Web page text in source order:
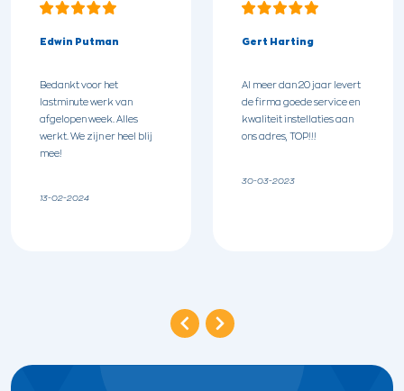
Edwin Putman
Bedankt voor het
lastminute werk van
afgelopen week. Alles
werkt. We zijn er heel blij
mee!
13-02-2024
Gert Harting
Al meer dan 20 jaar levert
de firma goede service en
kwaliteit instellaties aan
ons adres, TOP!!!
30-03-2023